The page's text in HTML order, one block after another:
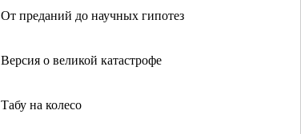
От преданий до научных гипотез
Версия о великой катастрофе
Табу на колесо